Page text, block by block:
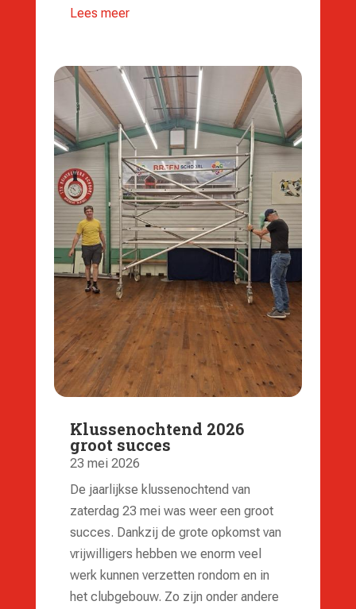
Lees meer
Klussenochtend 2026
groot succes
23 mei 2026
De jaarlijkse klussenochtend van
zaterdag 23 mei was weer een groot
succes. Dankzij de grote opkomst van
vrijwilligers hebben we enorm veel
werk kunnen verzetten rondom en in
het clubgebouw. Zo zijn onder andere